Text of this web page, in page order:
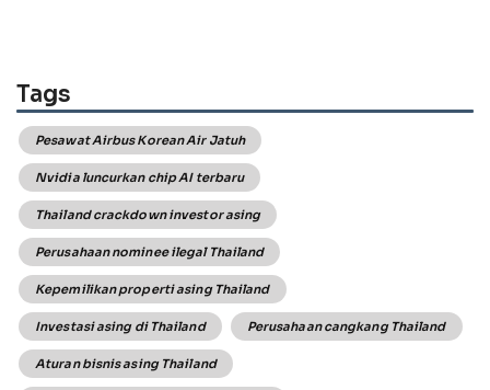
Tags
Pesawat Airbus Korean Air Jatuh
Nvidia luncurkan chip AI terbaru
Thailand crackdown investor asing
Perusahaan nominee ilegal Thailand
Kepemilikan properti asing Thailand
Investasi asing di Thailand Perusahaan cangkang Thailand
Aturan bisnis asing Thailand